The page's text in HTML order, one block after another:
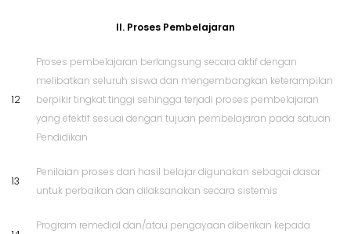
II. Proses Pembelajaran
12
Proses pembelajaran berlangsung secara aktif dengan
melibatkan seluruh siswa dan mengembangkan keterampilan
berpikir tingkat tinggi sehingga terjadi proses pembelajaran
yang efektif sesuai dengan tujuan pembelajaran pada satuan
Pendidikan
13
Penilaian proses dan hasil belajar digunakan sebagai dasar
untuk perbaikan dan dilaksanakan secara sistemis
Program remedial dan/atau pengayaan diberikan kepada